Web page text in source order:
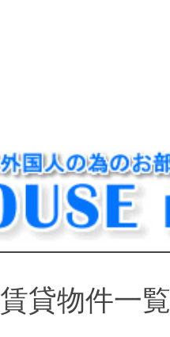
賃貸物件一覧